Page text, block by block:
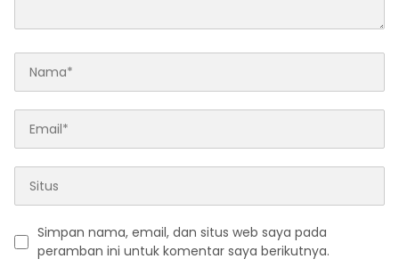
Simpan nama, email, dan situs web saya pada
peramban ini untuk komentar saya berikutnya.